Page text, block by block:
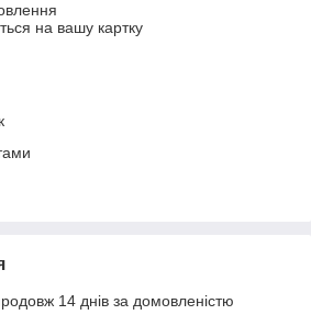
на вашу картку
14 днів за домовленістю